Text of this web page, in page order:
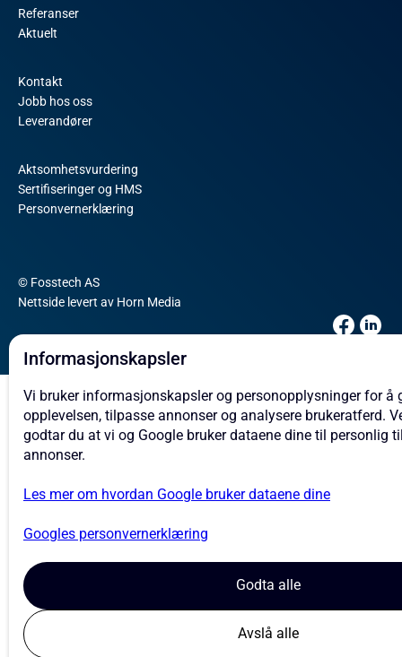
Informasjonskapsler
Vi bruker informasjonskapsler og personopplysninger for å
opplevelsen, tilpasse annonser og analysere brukeratferd.
godtar du at vi og Google bruker dataene dine til personlig
annonser.
Les mer om hvordan Google bruker dataene dine
Googles personvernerklæring
Avslå alle
Godta alle
Referanser
Aktuelt
Kontakt
Jobb hos oss
Leverandører
Aktsomhetsvurdering
Sertifiseringer og HMS
Personvernerklæring
© Fosstech AS
Nettside levert av Horn Media